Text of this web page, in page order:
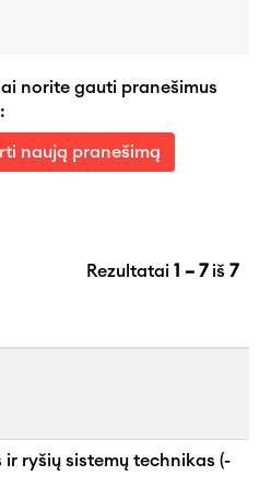
norite gauti pranešimus
naują pranešimą
Rezultatai 1 – 7iš 7
ryšių sistemų technikas (-